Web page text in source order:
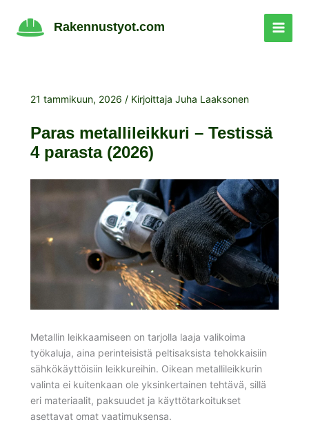
sisältöön
Rakennustyot.com
21 tammikuun, 2026 / Kirjoittaja Juha Laaksonen
Paras metallileikkuri – Testissä
4 parasta (2026)
Metallin leikkaamiseen on tarjolla laaja valikoima
työkaluja, aina perinteisistä peltisaksista tehokkaisiin
sähkökäyttöisiin leikkureihin. Oikean metallileikkurin
valinta ei kuitenkaan ole yksinkertainen tehtävä, sillä
eri materiaalit, paksuudet ja käyttötarkoitukset
asettavat omat vaatimuksensa.